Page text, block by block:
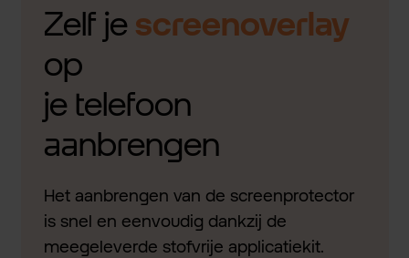
Zelf je screenoverlay
op
je telefoon
aanbrengen
Het aanbrengen van de screenprotector
is snel en eenvoudig dankzij de
meegeleverde stofvrije applicatiekit.